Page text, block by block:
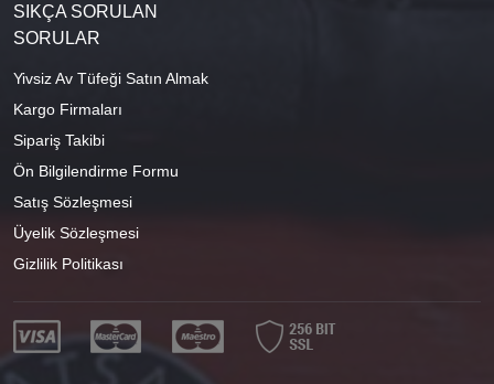
SIKÇA SORULAN
SORULAR
Yivsiz Av Tüfeği Satın Almak
Kargo Firmaları
Sipariş Takibi
Ön Bilgilendirme Formu
Satış Sözleşmesi
Üyelik Sözleşmesi
Gizlilik Politikası